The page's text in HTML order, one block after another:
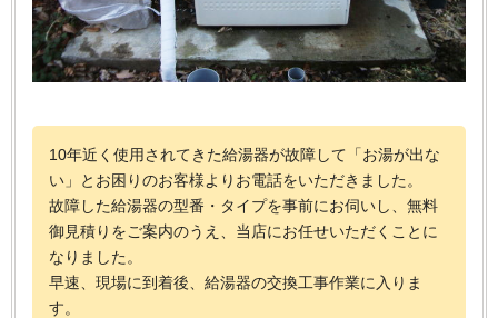
10年近く使用されてきた給湯器が故障して「お湯が出な
い」とお困りのお客様よりお電話をいただきました。
故障した給湯器の型番・タイプを事前にお伺いし、無料
御見積りをご案内のうえ、当店にお任せいただくことに
なりました。
早速、現場に到着後、給湯器の交換工事作業に入りま
す。